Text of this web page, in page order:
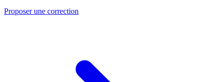
Proposer une correction